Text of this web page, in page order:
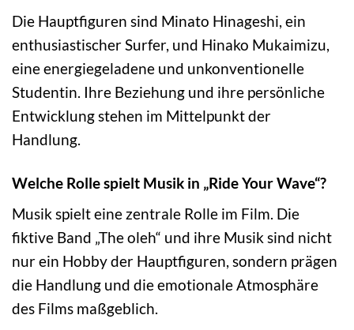
Die Hauptfiguren sind Minato Hinageshi, ein
enthusiastischer Surfer, und Hinako Mukaimizu,
eine energiegeladene und unkonventionelle
Studentin. Ihre Beziehung und ihre persönliche
Entwicklung stehen im Mittelpunkt der
Handlung.
Welche Rolle spielt Musik in „Ride Your Wave“?
Musik spielt eine zentrale Rolle im Film. Die
fiktive Band „The oleh“ und ihre Musik sind nicht
nur ein Hobby der Hauptfiguren, sondern prägen
die Handlung und die emotionale Atmosphäre
des Films maßgeblich.